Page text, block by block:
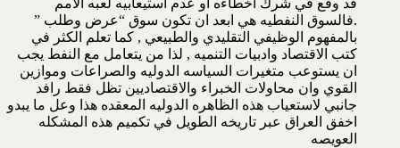
قد وقع في شرك اخطاءه او عدم استيعابيه لعبه الامم
.فالسوق النفطيه هي ابعد ان تكون سوق “عرض وطلب ”
بالمفهوم الوظيفي التقليدي والطبيعي , كما تعلم الكثر في
كتب الاقتصاد وادبيات التنميه , لذا من يتعامل مع النفط يجب
ان يستوعب متغيرات السياسه الدوليه والصراعات وموازين
القوي وان محاولات الخبراء والاقتصاديين تظل فقط رافد
جانبي لاستعياب هذه الظاهره الدوليه المعقده هذا وعل ما يبدو
اخفق العراق عبر تاريخه الطويل في تكميم هذه المشكله
العويصه